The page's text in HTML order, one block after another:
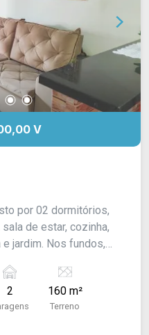
V
por 02 dormitórios,
de estar, cozinha,
jardim. Nos fundos,
coberta para
2 160 m²
Terreno